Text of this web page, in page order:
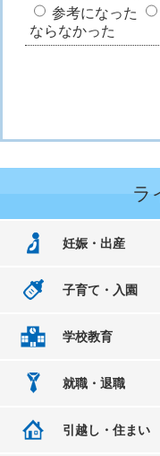
参考になった
ならなかった
ラ
妊娠・出産
子育て・入園
学校教育
就職・退職
引越し・住まい